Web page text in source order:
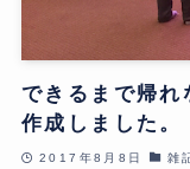
できるまで帰れ
作成しました。
2017年8月8日 雑